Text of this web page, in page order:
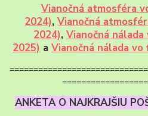
Vianočná atmosféra
2024),Vianočná
2024),Vianočná
2025) aVianočná nálada
ANKETA O NAJKRAJŠIU